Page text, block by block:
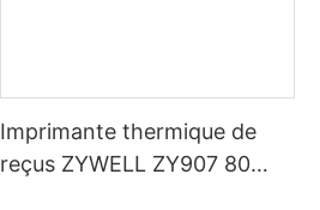
Imprimante thermique de
reçus ZYWELL ZY907 80